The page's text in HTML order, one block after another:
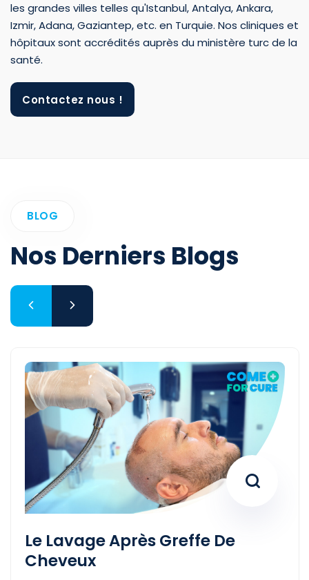
les grandes villes telles qu'Istanbul, Antalya, Ankara,
Izmir, Adana, Gaziantep, etc. en Turquie. Nos cliniques et
hôpitaux sont accrédités auprès du ministère turc de la
santé.
Contactez nous !
BLOG
Nos Derniers Blogs
Le Lavage Après Greffe De
Cheveux